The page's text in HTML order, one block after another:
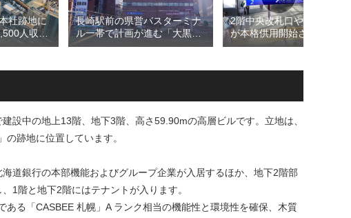
社跡地に
人収容
（仮称）
field（クボ
長崎駅前の県営バスターミナ
ル一帯で計画が進む「大黒町
地区第一種市街地再開発事
としたホテル・商業・オフィ
2階中央改札口やホームドア
が本格供用開始された「相鉄
線海老名駅改良工事」！！駅
拠点が進化！！
設中の地上13階、地下3階、高さ59.90mの高層ビルです。立地は、
跡地に位置しています。
道銀行の本部機能およびグループ企業が入居するほか、地下2階部
1階と地下2階にはテナントが入ります。
る「CASBEE 札幌」A ランク相当の機能性と環境性を確保、木質